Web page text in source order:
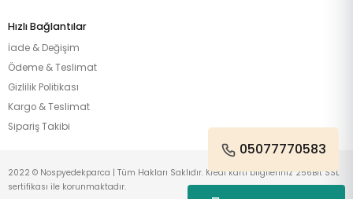
Hızlı Bağlantılar
İade & Değişim
Ödeme & Teslimat
Gizlilik Politikası
Kargo & Teslimat
Sipariş Takibi
05077770583
2022 © Nospyedekparca | Tüm Hakları Saklıdır. Kredi kartı bilgileriniz 256Bit SSL
sertifikası ile korunmaktadır.